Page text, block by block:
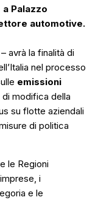
Palazzo
automotive.
avrà la finalità di
nel processo
emissioni
modifica della
su flotte aziendali
di politica
le Regioni
i
e le